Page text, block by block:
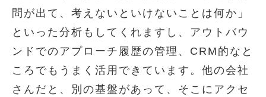
問が出て、考えないといけないことは何か」
といった分析もしてくれますし、アウトバウ
ンドでのアプローチ履歴の管理、CRM的なと
ころでもうまく活用できています。他の会社
さんだと、別の基盤があって、そこにアクセ